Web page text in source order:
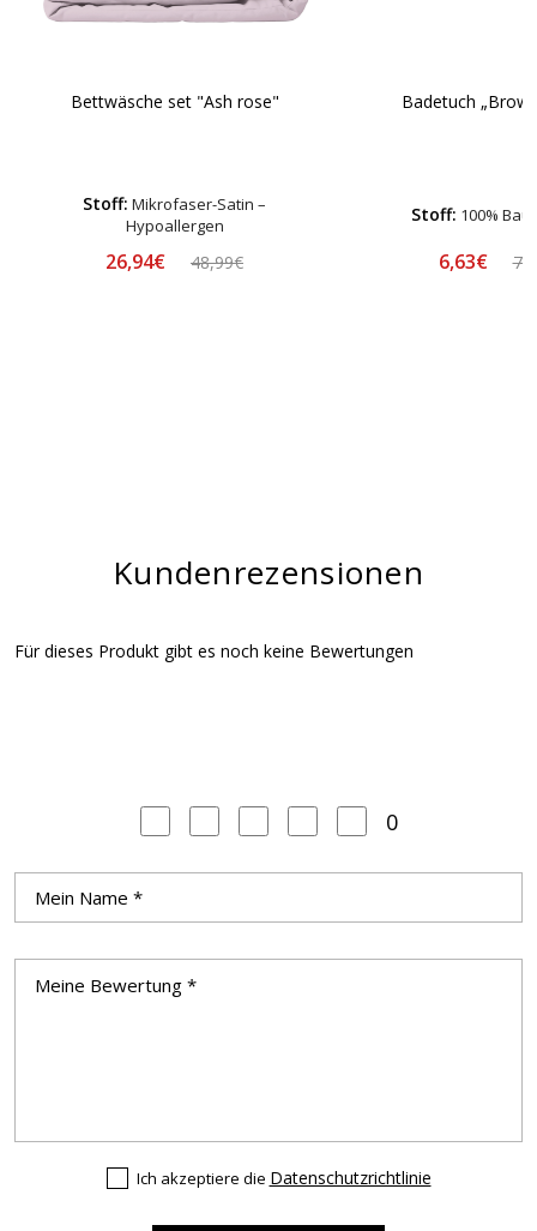
Bettwäsche set "Ash rose"
Stoff: Mikrofaser-Satin –
Hypoallergen
26,94€ 48,99€
Badetuch
Stoff: 100%
6,63€
Kundenrezensionen
Für dieses Produkt gibt es noch keine Bewertungen
0
Ich akzeptiere die Datenschutzrichtlinie